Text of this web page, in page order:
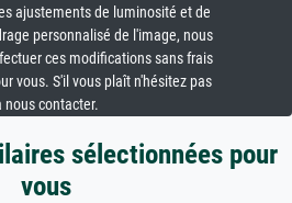
ajustements de luminosité et de
personnalisé de l'image, nous
ces modifications sans frais
vous. S'il vous plaît n'hésitez pas
nous contacter.
sélectionnées pour
vous